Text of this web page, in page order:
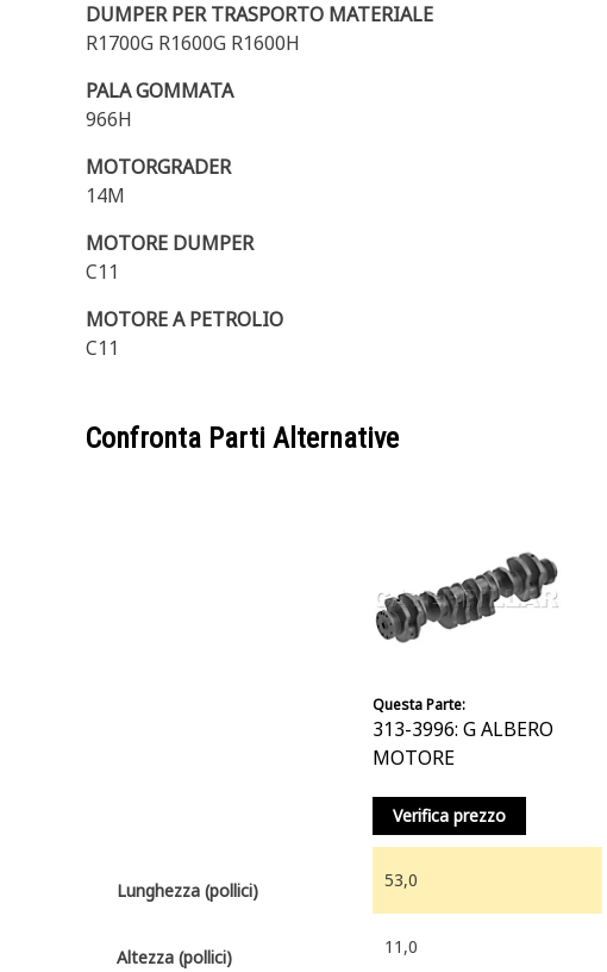
DUMPER PER TRASPORTO MATERIALE
R1700G R1600G R1600H
PALA GOMMATA
966H
MOTORGRADER
14M
MOTORE DUMPER
C11
MOTORE A PETROLIO
C11
Confronta Parti Alternative
Lunghezza (pollici)
Altezza (pollici)
Questa Parte:
313-3996: G ALBERO
MOTORE
Verifica prezzo
53,0
11,0